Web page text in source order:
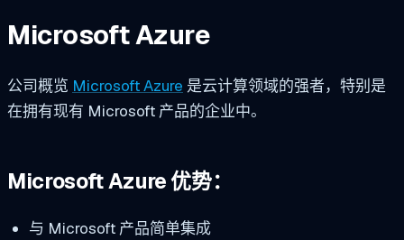
Microsoft Azure
公司概览 Microsoft Azure 是云计算领域的强者，特别是
在拥有现有 Microsoft 产品的企业中。
Microsoft Azure 优势：
与 Microsoft 产品简单集成